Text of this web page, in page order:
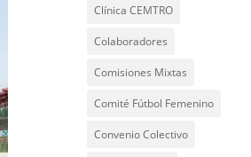
Clínica CEMTRO
Colaboradores
Comisiones Mixtas
Comité Fútbol Femenino
Convenio Colectivo